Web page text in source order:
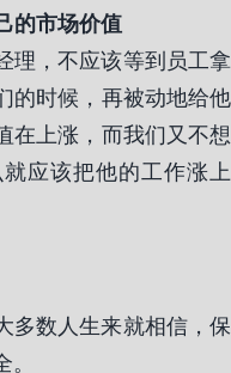
的市场价值
理，不应该等到员工拿
的时候，再被动地给他
在上涨，而我们又不想
应该把他的工作涨上
多数人生来就相信，保